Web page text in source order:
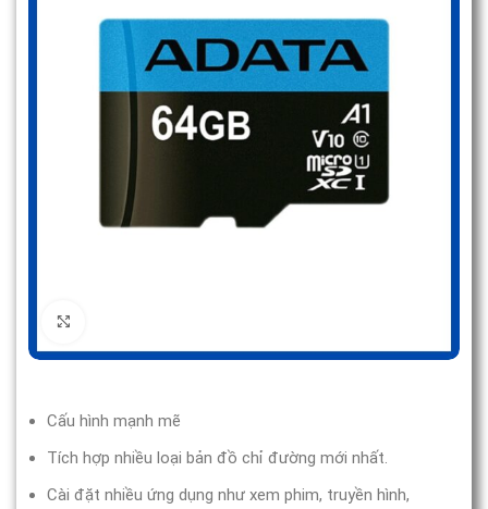
Cấu hình mạnh mẽ
Tích hợp nhiều loại bản đồ chỉ đường mới nhất.
Cài đặt nhiều ứng dụng như xem phim, truyền hình,